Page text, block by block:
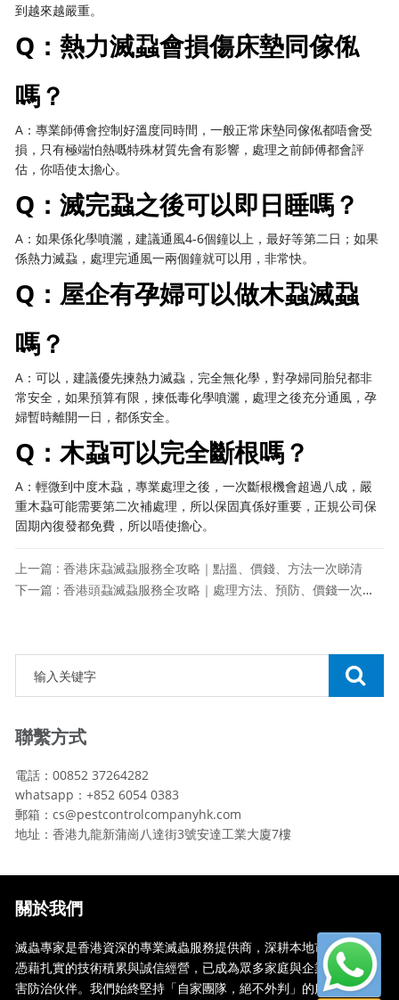
到越來越嚴重。
Q：熱力滅蝨會損傷床墊同傢俬
嗎？
A：專業師傅會控制好溫度同時間，一般正常床墊同傢俬都唔會受
損，只有極端怕熱嘅特殊材質先會有影響，處理之前師傅都會評
估，你唔使太擔心。
Q：滅完蝨之後可以即日睡嗎？
A：如果係化學噴灑，建議通風4-6個鐘以上，最好等第二日；如果
係熱力滅蝨，處理完通風一兩個鐘就可以用，非常快。
Q：屋企有孕婦可以做木蝨滅蝨
嗎？
A：可以，建議優先揀熱力滅蝨，完全無化學，對孕婦同胎兒都非
常安全，如果預算有限，揀低毒化學噴灑，處理之後充分通風，孕
婦暫時離開一日，都係安全。
Q：木蝨可以完全斷根嗎？
A：輕微到中度木蝨，專業處理之後，一次斷根機會超過八成，嚴
重木蝨可能需要第二次補處理，所以保固真係好重要，正規公司保
固期內復發都免費，所以唔使擔心。
上一篇 : 香港床蝨滅蝨服務全攻略｜點搵、價錢、方法一次睇清
下一篇 : 香港頭蝨滅蝨服務全攻略｜處理方法、預防、價錢一次睇清
聯繫方式
電話：00852 37264282
whatsapp：+852 6054 0383
郵箱：cs@pestcontrolcompanyhk.com
地址：香港九龍新蒲崗八達街3號安達工業大廈7樓
關於我們
滅蟲專家是香港資深的專業滅蟲服務提供商，深耕本地市場多年，
憑藉扎實的技術積累與誠信經營，已成為眾多家庭與企業信賴的蟲
害防治伙伴。我們始終堅持「自家團隊，絕不外判」的服務承諾